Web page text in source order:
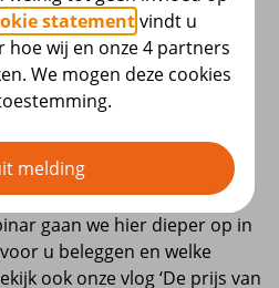
bouwt u een kapitaal
wordt belegd en op
dit kapitaal pensioen aan.
heeft te maken met de prijs
gaan we hier dieper op in
u beleggen en welke
ook onze vlog ‘De prijs van
statementvindt u
wij en onze 4 partners
We mogen deze cookies
melding